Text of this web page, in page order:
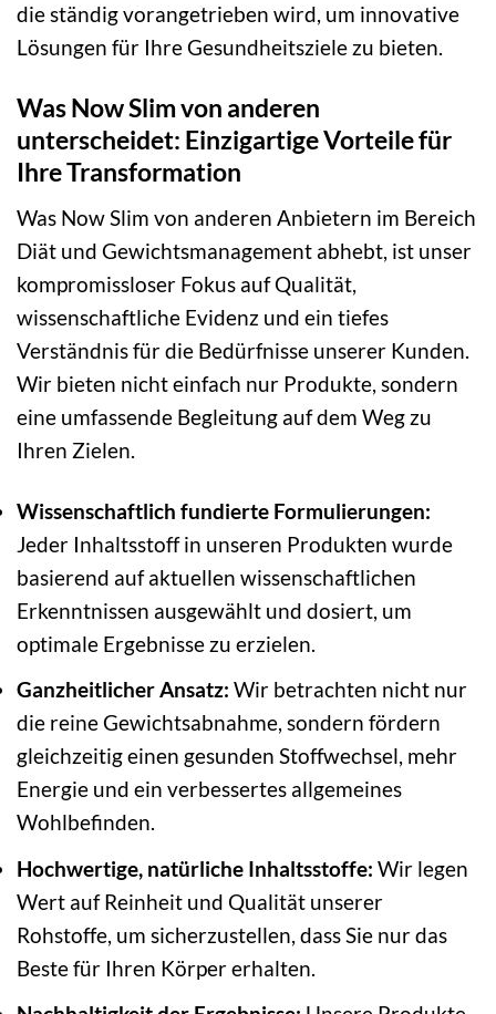
die ständig vorangetrieben wird, um innovative
Lösungen für Ihre Gesundheitsziele zu bieten.
Was Now Slim von anderen
unterscheidet: Einzigartige Vorteile für
Ihre Transformation
Was Now Slim von anderen Anbietern im Bereich
Diät und Gewichtsmanagement abhebt, ist unser
kompromissloser Fokus auf Qualität,
wissenschaftliche Evidenz und ein tiefes
Verständnis für die Bedürfnisse unserer Kunden.
Wir bieten nicht einfach nur Produkte, sondern
eine umfassende Begleitung auf dem Weg zu
Ihren Zielen.
Wissenschaftlich fundierte Formulierungen:
Jeder Inhaltsstoff in unseren Produkten wurde
basierend auf aktuellen wissenschaftlichen
Erkenntnissen ausgewählt und dosiert, um
optimale Ergebnisse zu erzielen.
Ganzheitlicher Ansatz: Wir betrachten nicht nur
die reine Gewichtsabnahme, sondern fördern
gleichzeitig einen gesunden Stoffwechsel, mehr
Energie und ein verbessertes allgemeines
Wohlbefinden.
Hochwertige, natürliche Inhaltsstoffe: Wir legen
Wert auf Reinheit und Qualität unserer
Rohstoffe, um sicherzustellen, dass Sie nur das
Beste für Ihren Körper erhalten.